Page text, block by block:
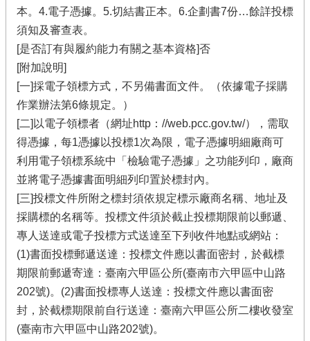
本。4.電子憑據。5.切結書正本。6.企劃書7份…餘詳投標
須知及審查表。
[是否訂有與履約能力有關之基本資格]否
[附加說明]
[一]採電子領標方式，不另備書面文件。（依據電子採購
作業辦法第6條規定。）
[二]以電子領標者（網址http：//web.pcc.gov.tw/），需取
得憑據，每1憑據以投標1次為限，電子憑據明細廠商可
利用電子領標系統中「檢驗電子憑據」之功能列印，廠商
並將電子憑據書面明細列印置於標封內。
[三]投標文件所附之標封須依規定標示廠商名稱、地址及
採購標的名稱等。投標文件須於截止投標期限前以郵遞、
專人送達或電子投標方式送達至下列收件地點或網站：
(1)書面投標郵遞送達：投標文件應以書面密封，於截標
期限前郵遞寄達：臺南六甲區公所(臺南市六甲區中山路
202號)。(2)書面投標專人送達：投標文件應以書面密
封，於截標期限前自行送達：臺南六甲區公所二樓收發室
(臺南市六甲區中山路202號)。